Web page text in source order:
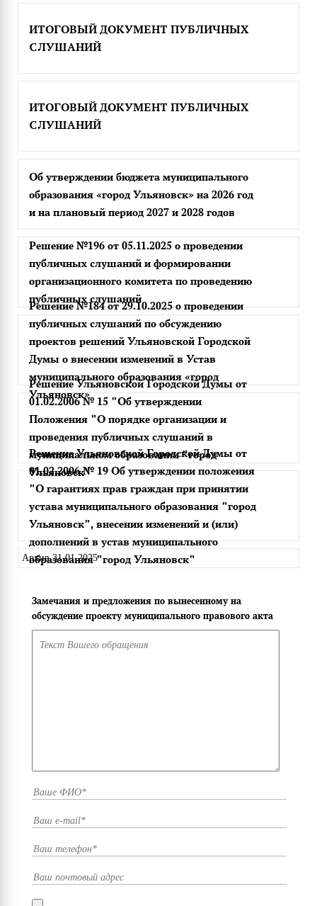
ИТОГОВЫЙ ДОКУМЕНТ ПУБЛИЧНЫХ
СЛУШАНИЙ
ИТОГОВЫЙ ДОКУМЕНТ ПУБЛИЧНЫХ
СЛУШАНИЙ
Об утверждении бюджета муниципального
образования «город Ульяновск» на 2026 год
и на плановый период 2027 и 2028 годов
Решение №196 от 05.11.2025 о проведении
публичных слушаний и формировании
организационного комитета по проведению
публичных слушаний
Решение №184 от 29.10.2025 о проведении
публичных слушаний по обсуждению
проектов решений Ульяновской Городской
Думы о внесении изменений в Устав
муниципального образования «город
Ульяновск»
Решение Ульяновской Городской Думы от
01.02.2006 № 15 "Об утверждении
Положения "О порядке организации и
проведения публичных слушаний в
муниципальном образовании "город
Ульяновск"
Решение Ульяновской Городской Думы от
01.02.2006 № 19 Об утверждении положения
"О гарантиях прав граждан при принятии
устава муниципального образования "город
Ульяновск", внесении изменений и (или)
дополнений в устав муниципального
образования "город Ульяновск"
Архив 31.01.2025
Замечания и предложения по вынесенному на
обсуждение проекту муниципального правового акта